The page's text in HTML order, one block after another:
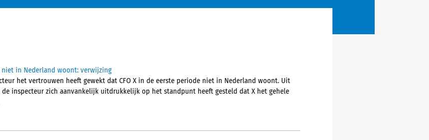
niet in Nederland woont: verwijzing
het vertrouwen heeft gewekt dat CFO X in de eerste periode niet in Nederland woont. Uit
inspecteur zich aanvankelijk uitdrukkelijk op het standpunt heeft gesteld dat X het gehele